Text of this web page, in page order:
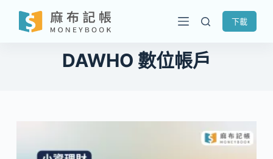
跳
至
下載
DAWHO 數位帳戶